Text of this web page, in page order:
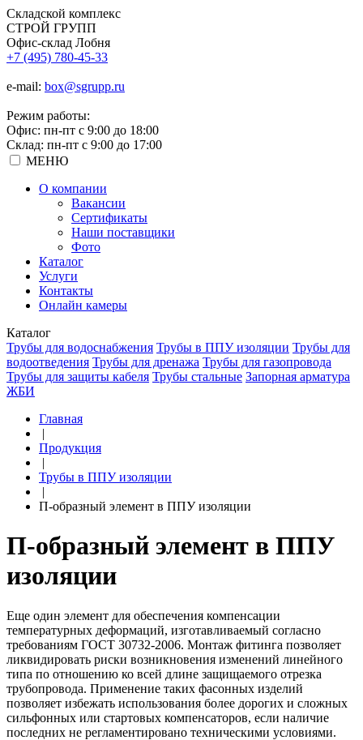
Складской комплекс
СТРОЙ ГРУПП
Офис-склад Лобня
+7 (495) 780-45-33
e-mail: box@sgrupp.ru
Режим работы:
Офис: пн-пт с 9:00 до 18:00
Склад: пн-пт с 9:00 до 17:00
МЕНЮ
О компании
Вакансии
Сертификаты
Наши поставщики
Фото
Каталог
Услуги
Контакты
Онлайн камеры
Каталог
Трубы для водоснабжения Трубы в ППУ изоляции Трубы для
водоотведения Трубы для дренажа Трубы для газопровода
Трубы для защиты кабеля Трубы стальные Запорная арматура
ЖБИ
Главная
|
Продукция
|
Трубы в ППУ изоляции
|
П-образный элемент в ППУ изоляции
П-образный элемент в ППУ
изоляции
Еще один элемент для обеспечения компенсации
температурных деформаций, изготавливаемый согласно
требованиям ГОСТ 30732-2006. Монтаж фитинга позволяет
ликвидировать риски возникновения изменений линейного
типа по отношению ко всей длине защищаемого отрезка
трубопровода. Применение таких фасонных изделий
позволяет избежать использования более дорогих и сложных
сильфонных или стартовых компенсаторов, если наличие
последних не регламентировано техническими условиями.